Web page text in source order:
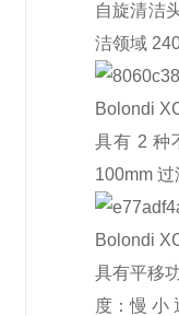
自旋清洁
洁领域
Bolondi
具有 2 种
100mm
Bolondi
具有平移
度：慢 小